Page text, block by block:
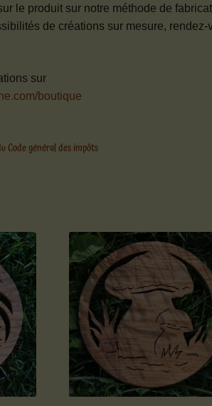
le produit sur notre méthode de
de créations sur mesure, rendez-
sur
boutique
Code général des impôts